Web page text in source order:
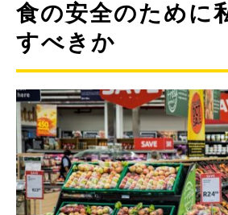
食の安全のために
すべきか